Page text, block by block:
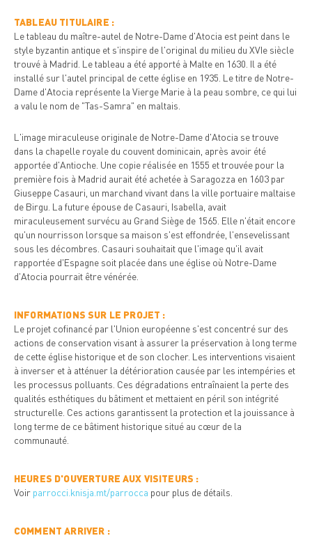
TABLEAU TITULAIRE :
Le tableau du maître-autel de Notre-Dame d'Atocia est peint dans le
style byzantin antique et s'inspire de l'original du milieu du XVIe siècle
trouvé à Madrid. Le tableau a été apporté à Malte en 1630. Il a été
installé sur l'autel principal de cette église en 1935. Le titre de Notre-
Dame d'Atocia représente la Vierge Marie à la peau sombre, ce qui lui
a valu le nom de "Tas-Samra" en maltais.
L'image miraculeuse originale de Notre-Dame d'Atocia se trouve
dans la chapelle royale du couvent dominicain, après avoir été
apportée d'Antioche. Une copie réalisée en 1555 et trouvée pour la
première fois à Madrid aurait été achetée à Saragozza en 1603 par
Giuseppe Casauri, un marchand vivant dans la ville portuaire maltaise
de Birgu. La future épouse de Casauri, Isabella, avait
miraculeusement survécu au Grand Siège de 1565. Elle n'était encore
qu'un nourrisson lorsque sa maison s'est effondrée, l'ensevelissant
sous les décombres. Casauri souhaitait que l'image qu'il avait
rapportée d'Espagne soit placée dans une église où Notre-Dame
d'Atocia pourrait être vénérée.
INFORMATIONS SUR LE PROJET :
Le projet cofinancé par l'Union européenne s'est concentré sur des
actions de conservation visant à assurer la préservation à long terme
de cette église historique et de son clocher. Les interventions visaient
à inverser et à atténuer la détérioration causée par les intempéries et
les processus polluants. Ces dégradations entraînaient la perte des
qualités esthétiques du bâtiment et mettaient en péril son intégrité
structurelle. Ces actions garantissent la protection et la jouissance à
long terme de ce bâtiment historique situé au cœur de la
communauté.
HEURES D'OUVERTURE AUX VISITEURS :
Voir parrocci.knisja.mt/parrocca pour plus de détails.
COMMENT ARRIVER :